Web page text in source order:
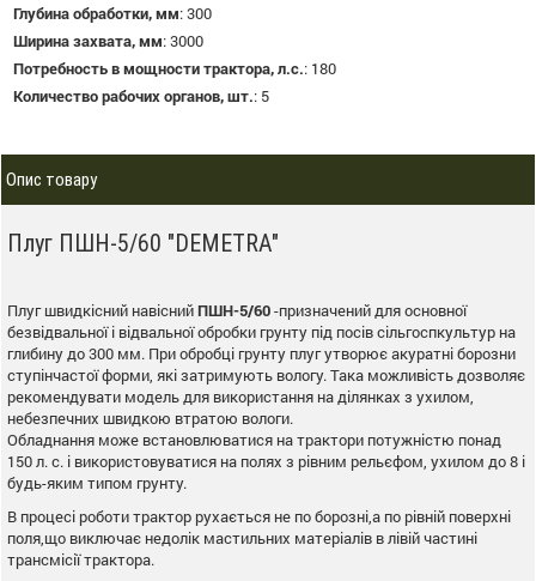
Глубина обработки, мм:300
Ширина захвата, мм:3000
Потребность в мощности трактора, л.с.: 180
Количество рабочих органов, шт.: 5
Опис товару
Плуг ПШН-5/60 "DEMETRA"
Плуг швидкісний навіснийПШН-5/60-призначений для основної
безвідвальної і відвальної обробки грунту під посів сільгоспкультур на
глибину до 300 мм. При обробці грунту плуг утворює акуратні борозни
ступінчастої форми, які затримують вологу. Така можливість дозволяє
рекомендувати модель для використання на ділянках з ухилом,
небезпечних швидкою втратою вологи.
Обладнання може встановлюватися на трактори потужністю понад
150 л. с. і використовуватися на полях з рівним рельєфом, ухилом до 8 і
будь-яким типом грунту.
В процесі роботи трактор рухається не по борозні,а по рівній поверхні
поля,що виключає недолік мастильних матеріалів в лівій частині
трансмісії трактора.